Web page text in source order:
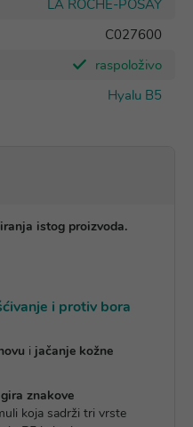
LA ROCHE-POSAY
C027600
raspoloživo
Hyalu B5
istog proizvoda.
i protiv bora
i jačanje kožne
znakove
koja sadrži tri vrste